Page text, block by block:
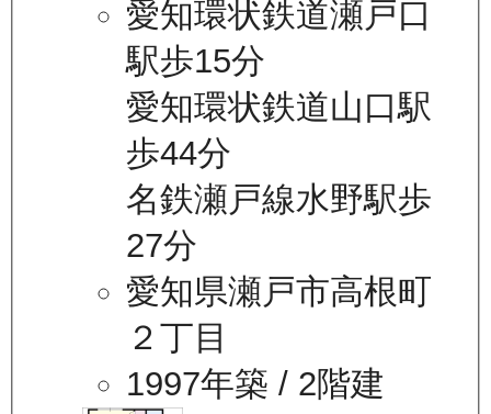
愛知環状鉄道瀬戸口
駅歩15分
愛知環状鉄道山口駅
歩44分
名鉄瀬戸線水野駅歩
27分
愛知県瀬戸市高根町
２丁目
1997年築 / 2階建